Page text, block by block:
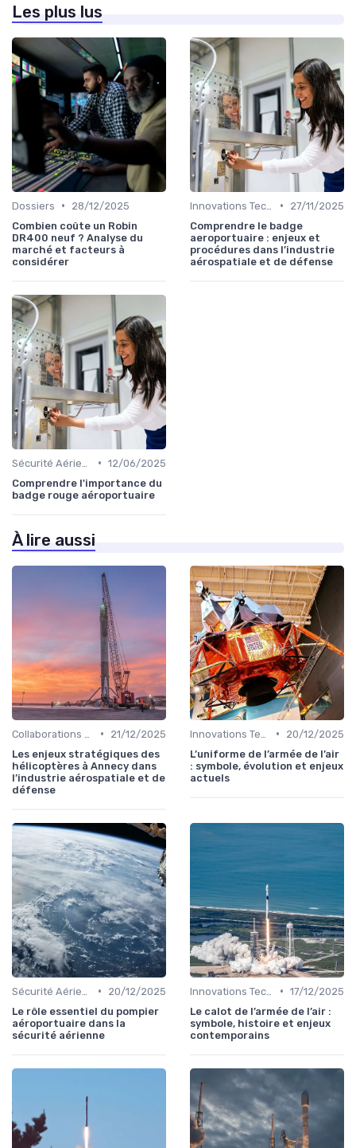
Les plus lus
Dossiers •
28/12/2025
Combien coûte un Robin
DR400 neuf ? Analyse du
marché et facteurs à
considérer
•
27/11/2025
Comprendre le badge
aeroportuaire : enjeux et
procédures dans l’industrie
aérospatiale et de défense
• 12/06/2025
Comprendre l'importance du
badge rouge aéroportuaire
À lire aussi
•
21/12/2025
Les enjeux stratégiques des
hélicoptères à Annecy dans
l’industrie aérospatiale et de
défense
•
20/12/2025
L’uniforme de l’armée de l’air
: symbole, évolution et enjeux
actuels
•
20/12/2025
Le rôle essentiel du pompier
aéroportuaire dans la
sécurité aérienne
• 17/12/2025
Le calot de l’armée de l’air :
symbole, histoire et enjeux
contemporains